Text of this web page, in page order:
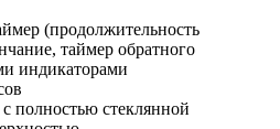
(продолжительность
таймер обратного
индикаторами
полностью стеклянной